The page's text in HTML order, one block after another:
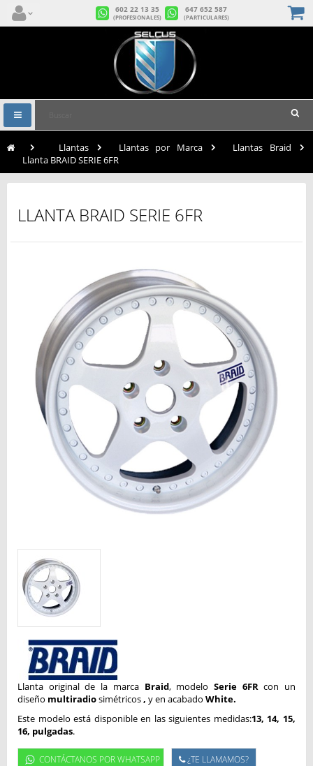
602 22 13 35
(PROFESIONALES)
647 652 587
(PARTICULARES)
Navegación
Toggle
Llantas Llantas por Marca
Llantas Braid
Llanta BRAID SERIE 6FR
LLANTA BRAID SERIE 6FR
Llanta original de la marcaBraid, modelo Serie 6FRcon un
diseño multiradiosimétricos, y en acabado White.
Este modelo está disponible en las siguientes medidas:13, 14, 15,
16, pulgadas.
CONTÁCTANOS POR WHATSAPP ¿TE LLAMAMOS?